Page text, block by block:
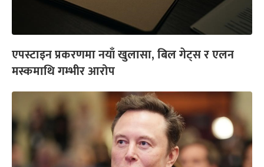
एपस्टाइन प्रकरणमा नयाँ खुलासा, बिल गेट्स र एलन
मस्कमाथि गम्भीर आरोप